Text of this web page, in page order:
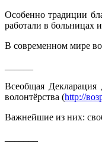
Особенно традиции
работали в больницах
В современном мире
Всеобщая
волонтёрства (http://
Важнейшие из них: